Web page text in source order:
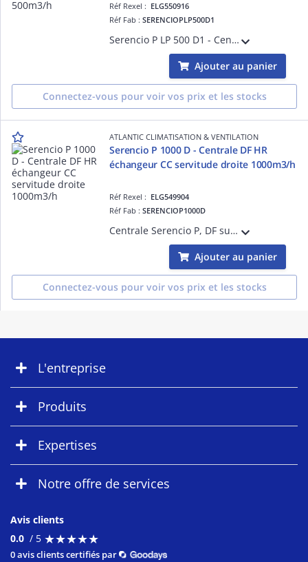
Réf Rexel : ELG550916
Réf Fab :SERENCIOPLP500D1
Serencio P LP 500 D1 - Centrale DF HR échangeur contre-courant servitude Droite 500m3/h - plugfan EC - isol. 30 mm laine minérale - EN 1886 : D2-L2-F9-T3-TB2 - Portes coulissantes et pompe de relevage condensats en standard
Ajouter au panier
Connectez-vous pour voir vos prix et les stocks
ATLANTIC CLIMATISATION & VENTILATION
Serencio P 1000 D - Centrale DF HR
échangeur CC servitude droite 1000m3/h
Réf Rexel : ELG549904
Réf Fab :SERENCIOP1000D
Centrale Serencio P, DF superposés HR, échangeur contre-courant - servitude droite - 1000m3/h - plugfan EC - isol. 50 mm laine minérale - EN 1886 : D2-L2-F9-T3-TB3 :filtre soufflage ISO ePM1 55% (F7) en std et ISO ePM1 70% (F8) en option
Ajouter au panier
Connectez-vous pour voir vos prix et les stocks
L'entreprise
Produits
Expertises
Notre offre de services
Avis clients
0.0 / 5 ★★★★★
★★★★★
0 avis clients certifiés par